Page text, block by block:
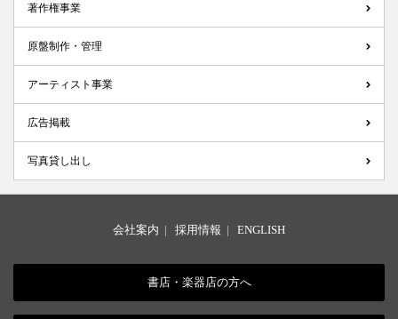
著作権事業
原盤制作・管理
アーティスト事業
広告掲載
写真貸し出し
会社案内 | 採用情報 | ENGLISH
書店・楽器店の方へ